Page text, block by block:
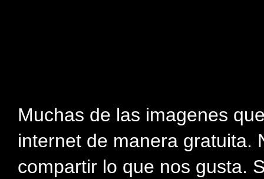
Muchas de las imagenes
internet de manera gratuita.
compartir lo que nos gusta.